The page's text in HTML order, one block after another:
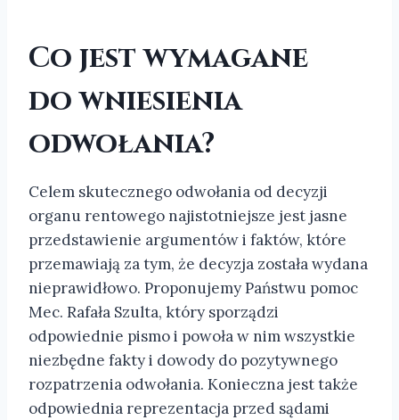
Co jest wymagane
do wniesienia
odwołania?
Celem skutecznego odwołania od decyzji
organu rentowego najistotniejsze jest jasne
przedstawienie argumentów i faktów, które
przemawiają za tym, że decyzja została wydana
nieprawidłowo. Proponujemy Państwu pomoc
Mec. Rafała Szulta, który sporządzi
odpowiednie pismo i powoła w nim wszystkie
niezbędne fakty i dowody do pozytywnego
rozpatrzenia odwołania. Konieczna jest także
odpowiednia reprezentacja przed sądami